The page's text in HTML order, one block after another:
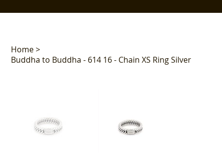
Home>
Buddha to Buddha - 614 16 - Chain XS Ring Silver